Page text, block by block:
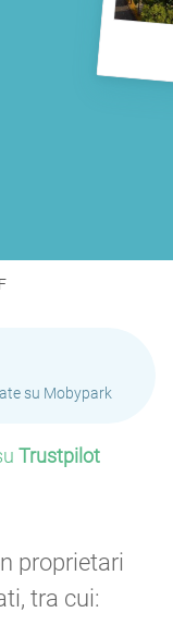
su Mobypark
Trustpilot
proprietari
tra cui: